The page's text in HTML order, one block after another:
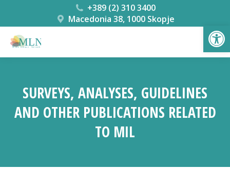
+389 (2) 310 3400
Macedonia 38, 1000 Skopje
SURVEYS, ANALYSES, GUIDELINES
AND OTHER PUBLICATIONS RELATED
TO MIL